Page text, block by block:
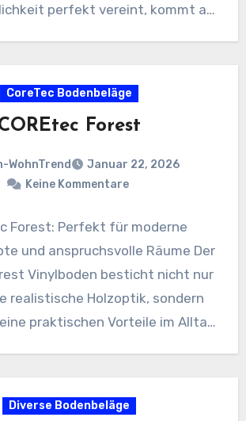
perfekt vereint, kommt an
CoreTec Bodenbeläge
Forest
WohnTrend
Januar 22, 2026
Keine Kommentare
Forest: Perfekt für moderne
und anspruchsvolle Räume Der
Vinylboden besticht nicht nur
realistische Holzoptik, sondern
praktischen Vorteile im Alltag.
Diverse Bodenbeläge